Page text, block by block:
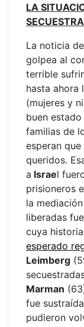
LA
La noticia
golpea al
terrible
hasta ahora
(mujeres y
buen
familias de
esperan que
queridos.
a Israel
prisioneros
la
liberadas
cuya
esperado
Leimberg
Marman
fue
pudieron